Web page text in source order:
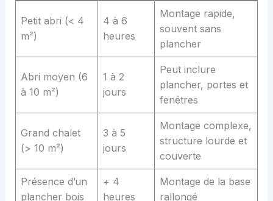
Petit abri (< 4
m²)
4 à 6
heures
Montage rapide,
souvent sans
plancher
Abri moyen (6
à 10 m²)
1 à 2
jours
Peut inclure
plancher, portes et
fenêtres
Grand chalet
(> 10 m²)
3 à 5
jours
Montage complexe,
structure lourde et
couverte
Présence d’un
plancher bois
+ 4
heures
Montage de la base
rallongé